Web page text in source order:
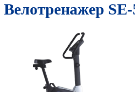
Велотренажер